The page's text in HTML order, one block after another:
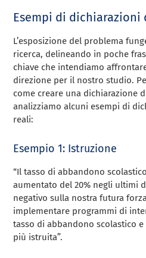
Esempi di dichiarazioni
L’esposizione del problema
ricerca, delineando in poche
chiave che intendiamo
direzione per il nostro studio.
come creare una dichiarazione
analizziamo alcuni esempi di
reali:
Esempio 1: Istruzione
“Il tasso di abbandono
aumentato del 20% negli ultimi
negativo sulla nostra futura
implementare programmi di
tasso di abbandono scolastico
più istruita”.